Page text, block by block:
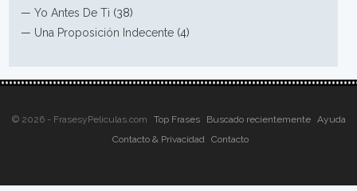
—Yo Antes De Ti (38)
— Una Proposición Indecente (4)
© 2026 - FrasesyPeliculas.com Top Frases Buscado recientemente
Ayuda
Contacto & Privacidad
Contacto